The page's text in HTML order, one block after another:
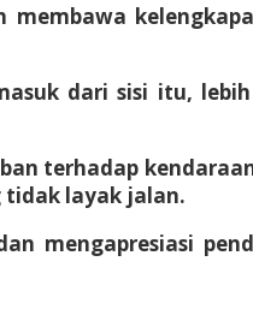
dari sisi itu,
terhadap
tidak layak jalan.
mengapresiasi